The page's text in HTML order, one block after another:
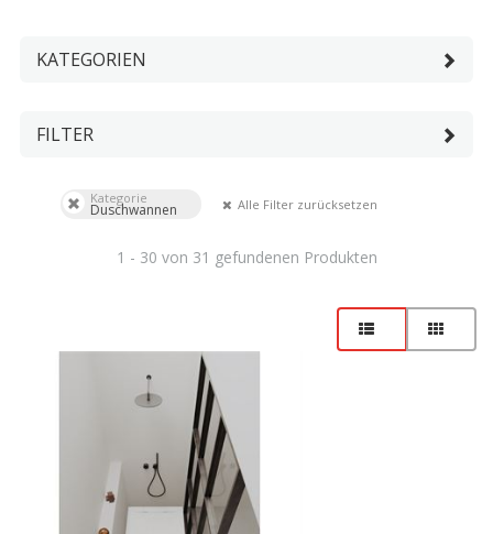
KATEGORIEN
FILTER
Kategorie
Duschwannen Alle Filter zurücksetzen
1 - 30 von 31 gefundenen Produkten